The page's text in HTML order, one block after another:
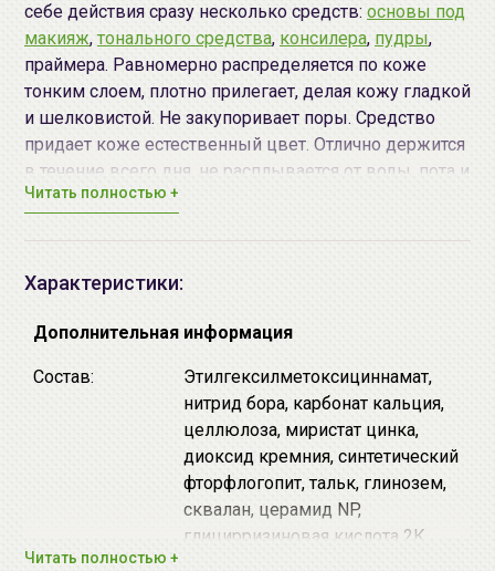
себе действия сразу несколько средств: основы под
макияж,тонального средства, консилера, пудры,
праймера. Равномерно распределяется по коже
тонким слоем, плотно прилегает, делая кожу гладкой
и шелковистой. Не закупоривает поры. Средство
придает коже естественный цвет. Отлично держится
в течение всего дня, не расплывается от воды, пота и
кожного жира. Благодаря особенным компонентам и
стягивает кожу.
парабенов.
Тон: 02
Выполняет несколько функций:
Маскирует расширенные поры, неровности
кожи, пигментные пятна и мелкие морщинки.
Контролирует выделение кожного сала в
Читать полностью +
Характеристики:
Дополнительная информация
Состав:
Этилгексилметоксициннамат,
нитрид бора, карбонат кальция,
целлюлоза, миристат цинка,
диоксид кремния, синтетический
фторфлогопит, тальк, глинозем,
сквалан, церамид NP,
глицирризиновая кислота 2К,
Читать полностью +